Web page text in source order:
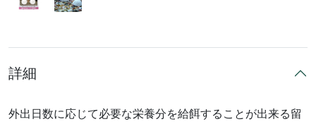
詳細
外出日数に応じて必要な栄養分を給餌することが出来る留